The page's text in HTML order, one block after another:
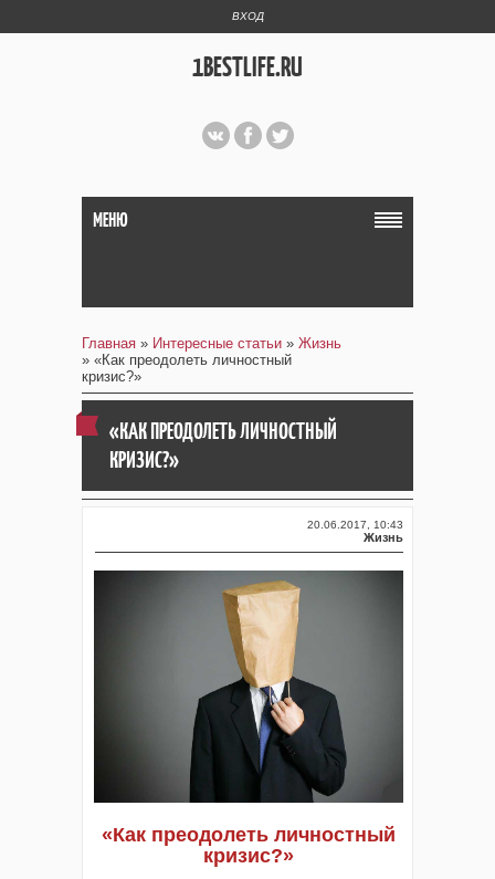
ВХОД
1BESTLIFE.RU
МЕНЮ
Главная » Интересные статьи » Жизнь
» «Как преодолеть личностный
кризис?»
«КАК ПРЕОДОЛЕТЬ ЛИЧНОСТНЫЙ
КРИЗИС?»
20.06.2017, 10:43
Жизнь
«Как преодолеть личностный
кризис?»